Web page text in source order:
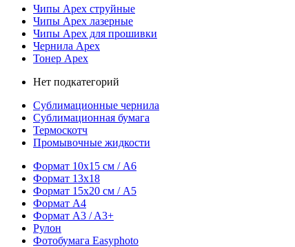
Чипы Apex струйные
Чипы Apex лазерные
Чипы Apex для прошивки
Чернила Apex
Тонер Apex
Нет подкатегорий
Сублимационные чернила
Сублимационная бумага
Термоскотч
Промывочные жидкости
Формат 10х15 см / A6
Формат 13х18
Формат 15х20 см / A5
Формат А4
Формат A3 / A3+
Рулон
Фотобумага Easyphoto